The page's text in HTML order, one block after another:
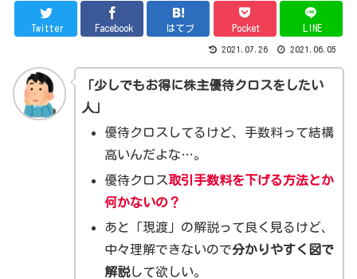
Twitter Facebook はてブ Pocket LINE
2021.07.26 2021.06.05
「少しでもお得に株主優待クロスをしたい
人」
優待クロスしてるけど、手数料って結構
高いんだよな…。
優待クロス取引手数料を下げる方法とか
何かないの？
あと「現渡」の解説って良く見るけど、
中々理解できないので分かりやすく図で
解説して欲しい。